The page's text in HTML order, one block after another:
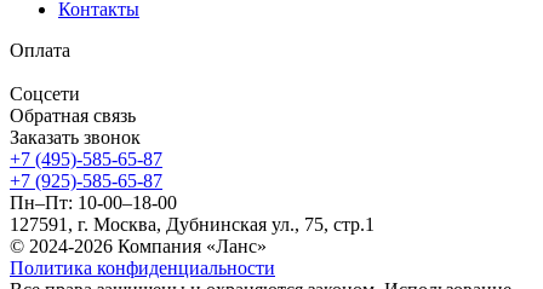
Контакты
Оплата
Соцсети
Обратная связь
Заказать звонок
+7 (495)-585-65-87
+7 (925)-585-65-87
Пн–Пт: 10-00–18-00
127591, г. Москва, Дубнинская ул., 75, стр.1
© 2024-2026 Компания «Ланс»
Политика конфиденциальности